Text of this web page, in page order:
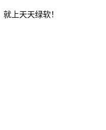
上天天绿软！